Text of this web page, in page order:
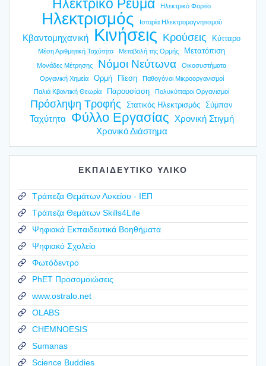
Ηλεκτρικό Ρεύμα Ηλεκτρικό Φορτίο
Ηλεκτρισμός Ιστορία Ηλεκτρομαγνητισμού
Κβαντομηχανική Κινήσεις Κρούσεις Κύτταρο
Μέση Αριθμητική Ταχύτητα Μεταβολή της Ορμής Μετατόπιση
Μονάδες Μέτρησης Νόμοι Νεύτωνα
Οικοσυστήματα
Οργανική Χημεία
Ορμή Πίεση
Παθογόνοι Μικροοργανισμοί
Παλιά Κβαντική Θεωρία
Παρουσίαση Πολυκύτταροι Οργανισμοί
Πρόσληψη Τροφής Στατικός Ηλεκτρισμός Σύμπαν
Ταχύτητα Φύλλο Εργασίας
Χρονική Στιγμή
Χρονικό Διάστημα
ΕΚΠΑΙΔΕΥΤΙΚΟ ΥΛΙΚΟ
Τράπεζα Θεμάτων Λυκείου - ΙΕΠ
Τράπεζα Θεμάτων Skills4Life
Ψηφιακά Εκπαιδευτικά Βοηθήματα
Ψηφιακό Σχολείο
Φωτόδεντρο
PhET Προσομοιώσεις
www.ostralo.net
OLABS
CHEMNOESIS
Sumanas
Science Buddies